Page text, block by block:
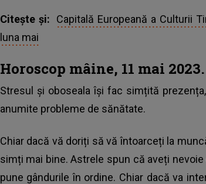
Citește și: Capitală Europeană a Culturii
luna mai
Horoscop mâine, 11 mai
Stresul și oboseala își fac simțită
anumite probleme de sănătate.
Chiar dacă vă doriți să vă întoarceți la
simți mai bine. Astrele spun că aveți
pune gândurile în ordine. Chiar dacă va